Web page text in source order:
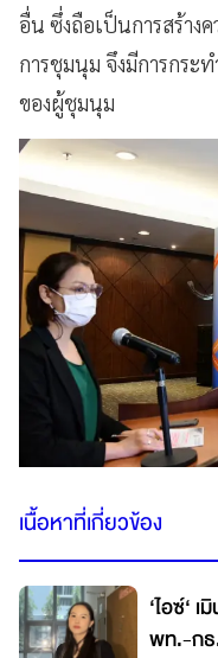
อื่น ซึ่งถือเป็นการสร้าง
การชุมนุม จึงมีการกร
ของผู้ชุมนุม
เนื้อหาที่เกี่ยวข้อง
‘ไอซ์‘
พท.-กธ